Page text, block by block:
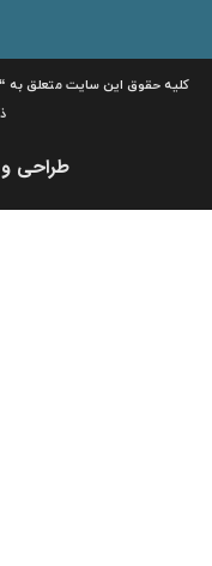
کلیه حقوق این سایت متعلق به
طراحی و